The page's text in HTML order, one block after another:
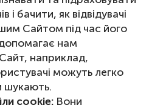
і бачити, як відвідувачі
Сайтом під час його
нам
наприклад,
можуть легко
шукають.
cookie: Вони